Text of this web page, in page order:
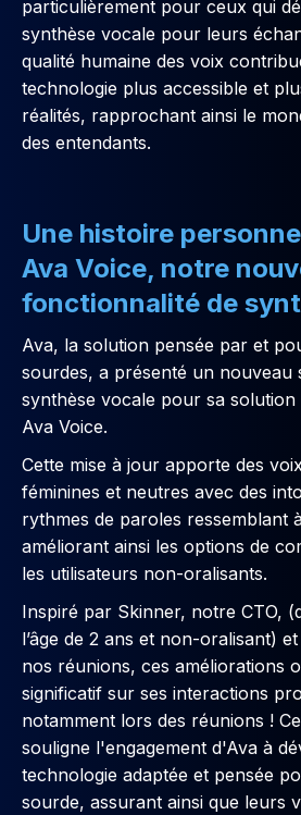
particulièrement pour ceux qui
synthèse vocale pour leurs
qualité humaine des voix
technologie plus accessible et
réalités, rapprochant ainsi le
des entendants.
Une histoire
Ava Voice, notre
fonctionnalité de
Ava, la solution pensée par et
sourdes, a présenté un nouveau
synthèse vocale pour sa
Ava Voice.
Cette mise à jour apporte des
féminines et neutres avec des
rythmes de paroles ressemblant
améliorant ainsi les options de
les utilisateurs non-oralisants.
Inspiré par Skinner, notre CTO,
l’âge de 2 ans et non-oralisant)
nos réunions, ces améliorations
significatif sur ses interactions
notamment lors des réunions !
souligne l'engagement d'Ava à
technologie adaptée et pensée
sourde, assurant ainsi que leurs